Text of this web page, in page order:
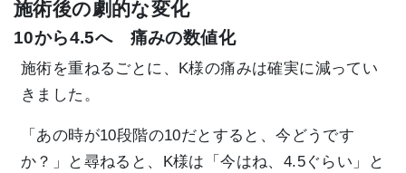
施術後の劇的な変化
10から4.5へ 痛みの数値化
施術を重ねるごとに、K様の痛みは確実に減ってい
きました。
「あの時が10段階の10だとすると、今どうです
か？」と尋ねると、K様は「今はね、4.5ぐらい」と